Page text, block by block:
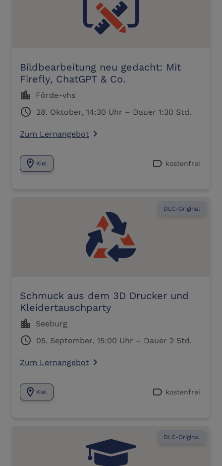
Bildbearbeitung neu gedacht: Mit
Firefly, ChatGPT & Co.
location_city Förde-vhs
schedule
28. Oktober, 14:30 Uhr – Dauer 1:30 Std.
Zum Lernangebot navigate_next
location_on Kiel label kostenfrei
DLC-Original
Schmuck aus dem 3D Drucker und
Kleidertauschparty
location_city Seeburg
schedule
05. September, 15:00 Uhr – Dauer 2 Std.
Zum Lernangebot navigate_next
location_on Kiel label kostenfrei
DLC-Original